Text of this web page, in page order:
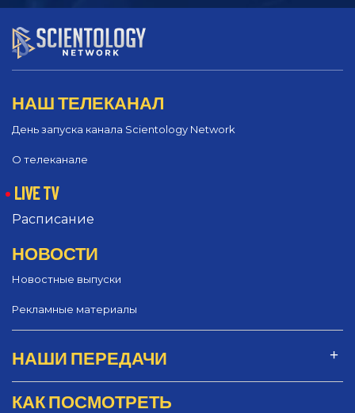
НАШ ТЕЛЕКАНАЛ
День запуска канала Scientology Network
О телеканале
LIVE TV
Расписание
НОВОСТИ
Новостные выпуски
Рекламные материалы
НАШИ ПЕРЕДАЧИ
КАК ПОСМОТРЕТЬ